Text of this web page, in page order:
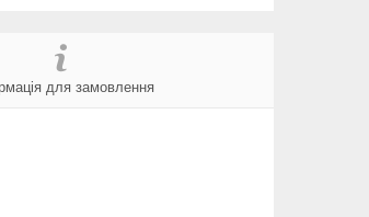
для замовлення